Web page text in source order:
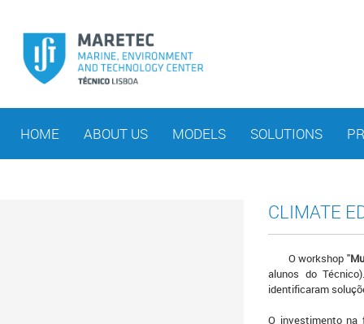
HOME ABOUT US MODELS SOLUTIONS
CLIMATE
O workshop "
alunos do
identificaram
O investimento na